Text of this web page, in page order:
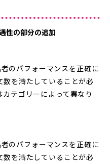
性の部分の追加
のパフォーマンスを正確に
を満たしていることが必
テゴリーによって異なり
のパフォーマンスを正確に
を満たしていることが必